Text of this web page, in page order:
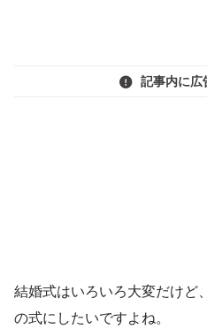
記事内に広
結婚式はいろいろ大変だけど
の式にしたいですよね。